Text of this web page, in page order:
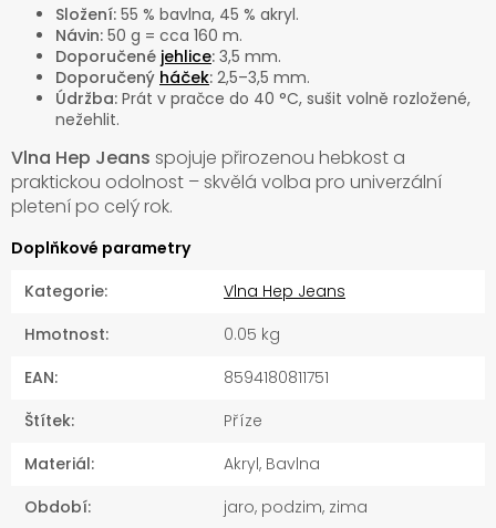
Složení: 55 % bavlna, 45 % akryl.
Návin: 50 g = cca 160 m.
Doporučené jehlice: 3,5 mm.
Doporučený háček: 2,5–3,5 mm.
Údržba: Prát v pračce do 40 °C, sušit volně rozložené,
nežehlit.
Vlna Hep Jeans spojuje přirozenou hebkost a
praktickou odolnost – skvělá volba pro univerzální
pletení po celý rok.
Doplňkové parametry
Kategorie:
Vlna Hep Jeans
Hmotnost:
0.05 kg
EAN:
8594180811751
Štítek:
Příze
Materiál:
Akryl, Bavlna
Období: jaro, podzim, zima